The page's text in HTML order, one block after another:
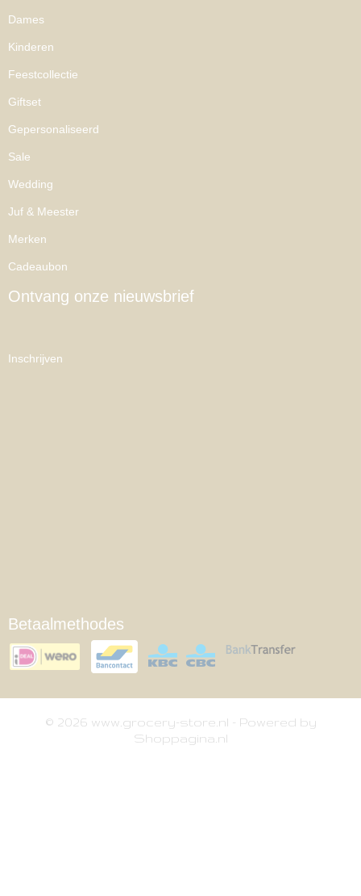
Dames
Kinderen
Feestcollectie
Giftset
Gepersonaliseerd
Sale
Wedding
Juf & Meester
Merken
Cadeaubon
Ontvang onze nieuwsbrief
Inschrijven
Betaalmethodes
© 2026 www.grocery-store.nl - Powered by
Shoppagina.nl